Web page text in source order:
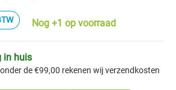
Nog +1 op voorraad
in huis
de €99,00 rekenen wij verzendkosten